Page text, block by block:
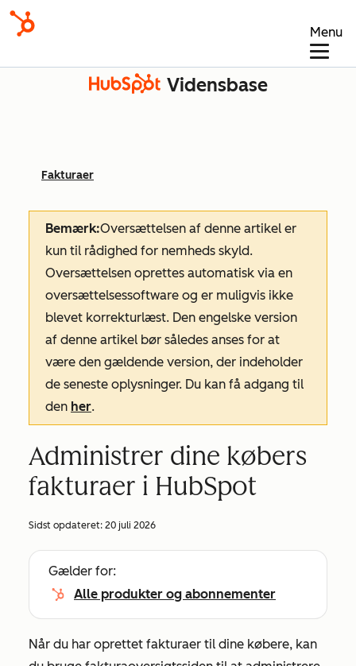
Menu
Vidensbase
Fakturaer
Bemærk:Oversættelsen af denne artikel er
kun til rådighed for nemheds skyld.
Oversættelsen oprettes automatisk via en
oversættelsessoftware og er muligvis ikke
blevet korrekturlæst. Den engelske version
af denne artikel bør således anses for at
være den gældende version, der indeholder
de seneste oplysninger. Du kan få adgang til
den her.
Administrer dine købers
fakturaer i HubSpot
Sidst opdateret: 20 juli 2026
Gælder for:
Alle produkter og abonnementer
Når du har oprettet fakturaer til dine købere, kan